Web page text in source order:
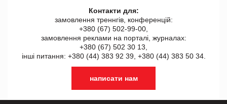
Контакти для:
замовлення треннгів, конференцій:
+380 (67) 502-99-00,
замовлення реклами на порталі, журналах:
+380 (67) 502 30 13,
інші питання: +380 (44) 383 92 39, +380 (44) 383 50 34.
написати нам